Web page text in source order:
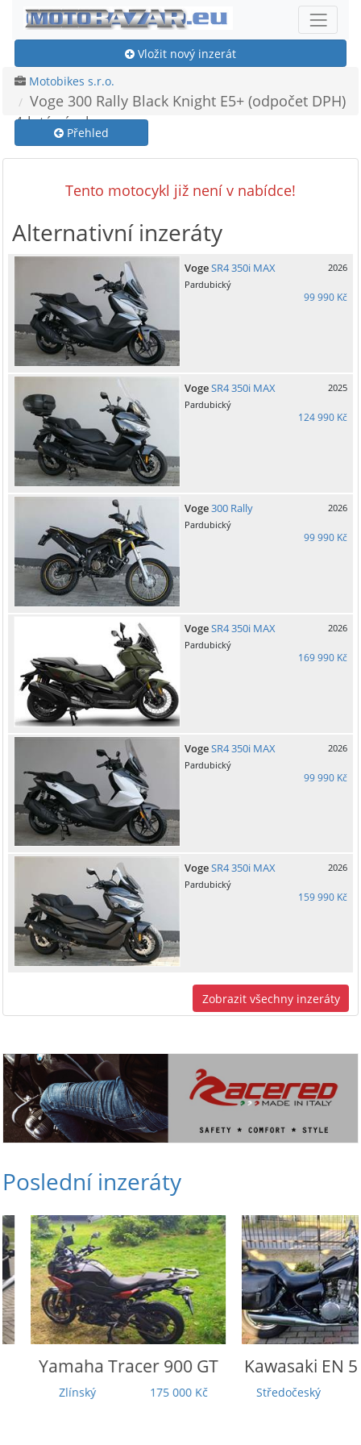
Vložit nový inzerát
Motobikes s.r.o.
Voge 300 Rally Black Knight E5+ (odpočet DPH)
4-letá záruka
Přehled
Tento motocykl již není v nabídce!
Alternativní inzeráty
VogeSR4 350i MAX
2026
Pardubický
99 990 Kč
VogeSR4 350i MAX
2025
Pardubický
124 990 Kč
Voge300 Rally
2026
Pardubický
99 990 Kč
VogeSR4 350i MAX
2026
Pardubický
169 990 Kč
VogeSR4 350i MAX
2026
Pardubický
99 990 Kč
VogeSR4 350i MAX
2026
Pardubický
159 990 Kč
Zobrazit všechny inzeráty
Poslední inzeráty
YamahaTracer 900 GT
Zlínský 175 000 Kč
KawasakiEN 500
Středočeský